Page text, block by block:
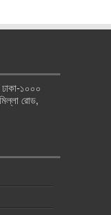
১০০০
রোড,